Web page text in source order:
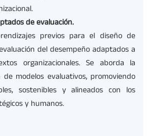
de evaluación.
previos para el diseño de
del desempeño adaptados a
organizacionales. Se aborda la
de modelos evaluativos, promoviendo
sostenibles y alineados con los
y humanos.